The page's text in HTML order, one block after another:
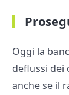
Oggi la
deflussi dei
anche se il